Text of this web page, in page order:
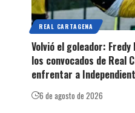
REAL CARTAGENA
Volvió el goleador:
los convocados de Real
enfrentar a
6 de agosto de 2026